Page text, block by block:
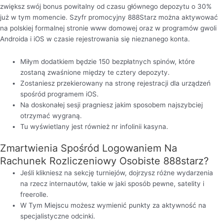
zwiększ swój bonus powitalny od czasu głównego depozytu o 30%
już w tym momencie. Szyfr promocyjny 888Starz można aktywować
na polskiej formalnej stronie www domowej oraz w programów gwoli
Androida i iOS w czasie rejestrowania się nieznanego konta.
Miłym dodatkiem będzie 150 bezpłatnych spinów, które
zostaną zwaśnione między te cztery depozyty.
Zostaniesz przekierowany na stronę rejestracji dla urządzeń
spośród programem iOS.
Na doskonałej sesji pragniesz jakim sposobem najszybciej
otrzymać wygraną.
Tu wyświetlany jest również nr infolinii kasyna.
Zmartwienia Spośród Logowaniem Na
Rachunek Rozliczeniowy Osobiste 888starz?
Jeśli klikniesz na sekcję turniejów, dojrzysz różne wydarzenia
na rzecz internautów, takie w jaki sposób pewne, satelity i
freerolle.
W Tym Miejscu możesz wymienić punkty za aktywność na
specjalistyczne odcinki.